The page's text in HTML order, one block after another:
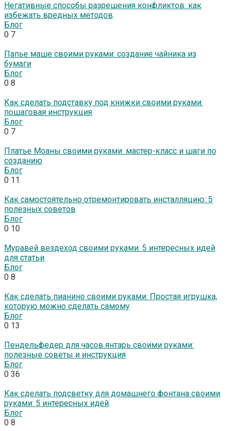
Негативные способы разрешения конфликтов: как
избежать вредных методов
Блог
0 7
Папье маше своими руками: создание чайника из
бумаги
Блог
0 8
Как сделать подставку под книжки своими руками:
пошаговая инструкция
Блог
0 7
Платье Моаны своими руками: мастер-класс и шаги по
созданию
Блог
0 11
Как самостоятельно отремонтировать инсталляцию: 5
полезных советов
Блог
0 10
Муравей вездеход своими руками: 5 интересных идей
для статьи
Блог
0 8
Как сделать пианино своими руками: Простая игрушка,
которую можно сделать самому
Блог
0 13
Пендельфедер для часов янтарь своими руками:
полезные советы и инструкция
Блог
0 36
Как сделать подсветку для домашнего фонтана своими
руками: 5 интересных идей
Блог
0 8